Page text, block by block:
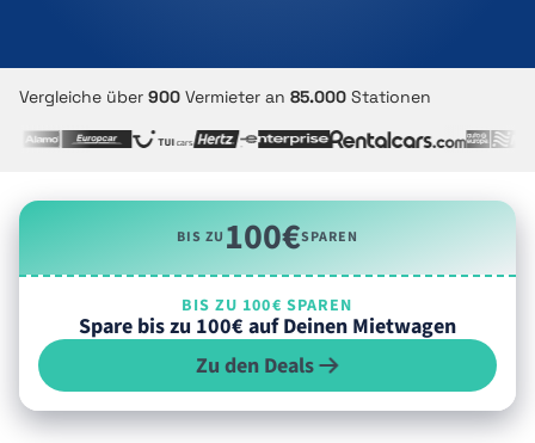
Vergleiche über 900 Vermieter an 85.000 Stationen
BIS ZU100€SPAREN
BIS ZU 100€ SPAREN
Spare bis zu 100€ auf Deinen Mietwagen
Zu den Deals